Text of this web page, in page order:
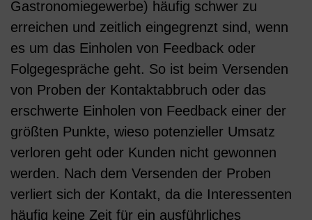
Gastronomiegewerbe) häufig schwer zu
erreichen und zeitlich eingegrenzt sind, wenn
es um das Einholen von Feedback oder
Folgegespräche geht​. So ist beim Versenden
von Proben der Kontaktabbruch oder das
erschwerte Einholen von Feedback einer der
größten Punkte, wieso potenzieller Umsatz
verloren geht oder Kunden nicht gewonnen
werden. Nach dem Versenden der Proben
verliert sich der Kontakt, da die Interessenten
häufig keine Zeit für ein ausführliches